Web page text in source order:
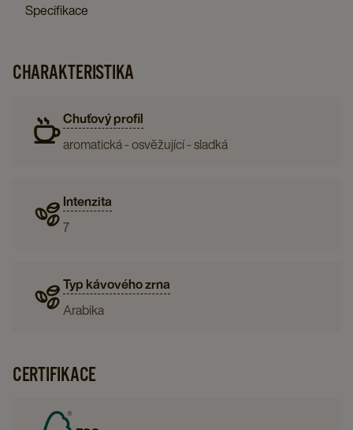
Specifikace
CHARAKTERISTIKA
Chuťový profil
aromatická - osvěžující - sladká
Intenzita
7
Typ kávového zrna
Arabika
CERTIFIKACE